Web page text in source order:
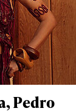
Pedro